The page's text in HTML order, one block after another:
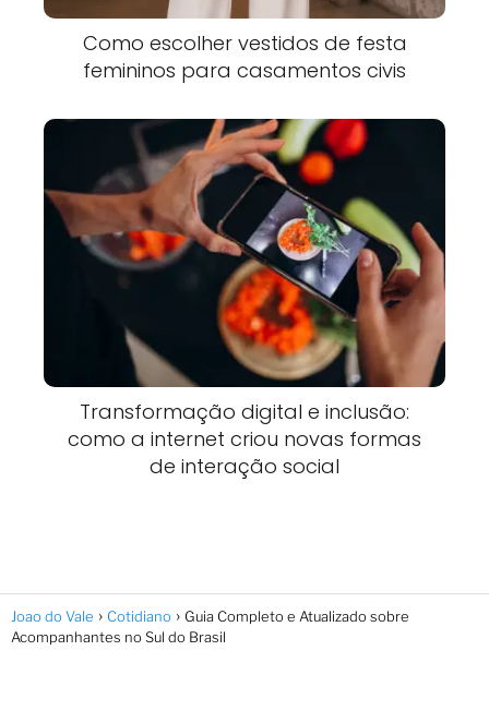
Como escolher vestidos de festa
femininos para casamentos civis
Transformação digital e inclusão:
como a internet criou novas formas
de interação social
Joao do Vale Cotidiano
Guia Completo e Atualizado sobre
Acompanhantes no Sul do Brasil